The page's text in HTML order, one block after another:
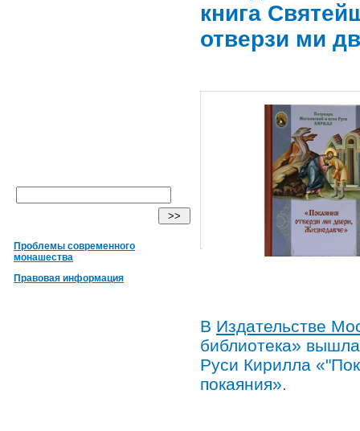
Проблемы современного
монашества
Правовая информация
книга
отверзи ми
В Издательстве
библиотека»
Руси Кирилла
покаяния».